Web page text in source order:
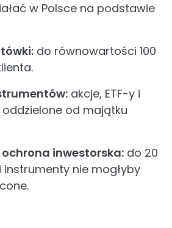
w Polsce na podstawie
do równowartości 100
akcje, ETF-y i
od majątku
inwestorska: do 20
instrumenty nie mogłyby